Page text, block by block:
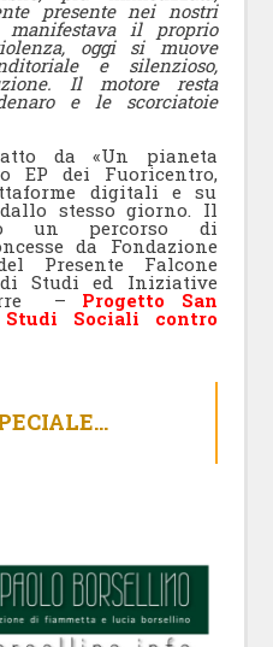
presente nei nostri
il proprio
oggi si muove
e silenzioso,
Il motore resta
e le scorciatoie
da «Un pianeta
EP dei Fuoricentro,
digitali e su
stesso giorno. Il
un percorso di
da Fondazione
Presente Falcone
Studi ed Iniziative
– Progetto San
Sociali contro